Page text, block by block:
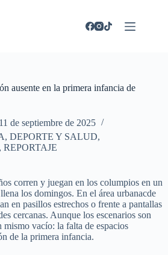
ausente en la primera infancia de
11 de septiembre de 2025
, DEPORTE Y SALUD,
, REPORTAJE
corren y juegan en los columpios en un
los domingos. En el área urbanacde
en pasillos estrechos o frente a pantallas
cercanas. Aunque los escenarios son
vacío: la falta de espacios
de la primera infancia.